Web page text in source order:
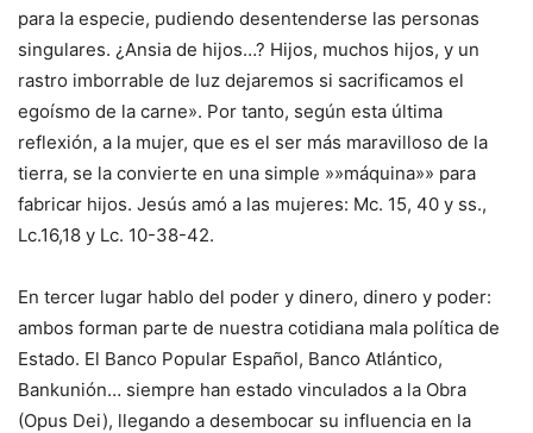
para la especie, pudiendo desentenderse las personas
singulares. ¿Ansia de hijos…? Hijos, muchos hijos, y un
rastro imborrable de luz dejaremos si sacrificamos el
egoísmo de la carne». Por tanto, según esta última
reflexión, a la mujer, que es el ser más maravilloso de la
tierra, se la convierte en una simple »»máquina»» para
fabricar hijos. Jesús amó a las mujeres: Mc. 15, 40 y ss.,
Lc.16,18 y Lc. 10-38-42.
En tercer lugar hablo del poder y dinero, dinero y poder:
ambos forman parte de nuestra cotidiana mala política de
Estado. El Banco Popular Español, Banco Atlántico,
Bankunión… siempre han estado vinculados a la Obra
(Opus Dei), llegando a desembocar su influencia en la